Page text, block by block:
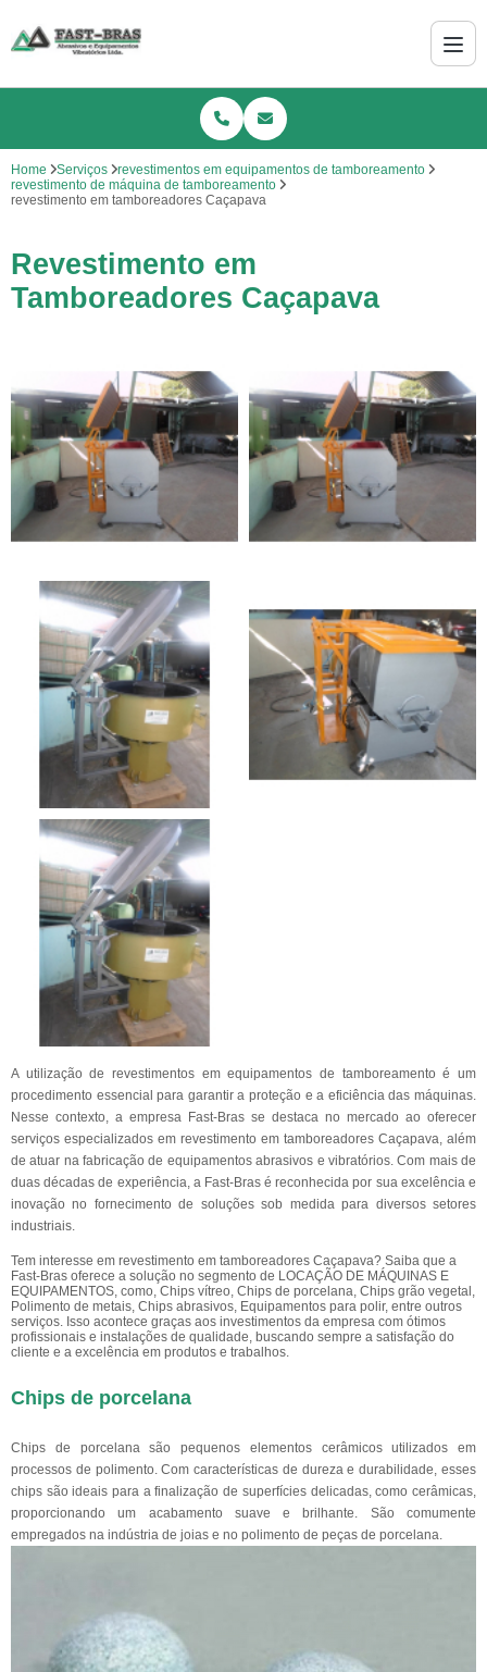
Home Serviços
revestimentos em equipamentos de tamboreamento
revestimento de máquina de tamboreamento
revestimento em tamboreadores Caçapava
Revestimento em
Tamboreadores Caçapava
A utilização de revestimentos em equipamentos de tamboreamento é um
procedimento essencial para garantir a proteção e a eficiência das máquinas.
Nesse contexto, a empresa Fast-Bras se destaca no mercado ao oferecer
serviços especializados em revestimento em tamboreadores Caçapava, além
de atuar na fabricação de equipamentos abrasivos e vibratórios. Com mais de
duas décadas de experiência, a Fast-Bras é reconhecida por sua excelência e
inovação no fornecimento de soluções sob medida para diversos setores
industriais.
Tem interesse em revestimento em tamboreadores Caçapava? Saiba que a
Fast-Bras oferece a solução no segmento de LOCAÇÃO DE MÁQUINAS E
EQUIPAMENTOS, como, Chips vítreo, Chips de porcelana, Chips grão vegetal,
Polimento de metais, Chips abrasivos, Equipamentos para polir, entre outros
serviços. Isso acontece graças aos investimentos da empresa com ótimos
profissionais e instalações de qualidade, buscando sempre a satisfação do
cliente e a excelência em produtos e trabalhos.
Chips de porcelana
Chips de porcelana são pequenos elementos cerâmicos utilizados em
processos de polimento. Com características de dureza e durabilidade, esses
chips são ideais para a finalização de superfícies delicadas, como cerâmicas,
proporcionando um acabamento suave e brilhante. São comumente
empregados na indústria de joias e no polimento de peças de porcelana.